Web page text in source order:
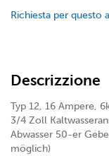
Richiesta per questo
Descrizzione
Typ 12, 16 Ampere,
3/4 Zoll
Abwasser 50-er
möglich)